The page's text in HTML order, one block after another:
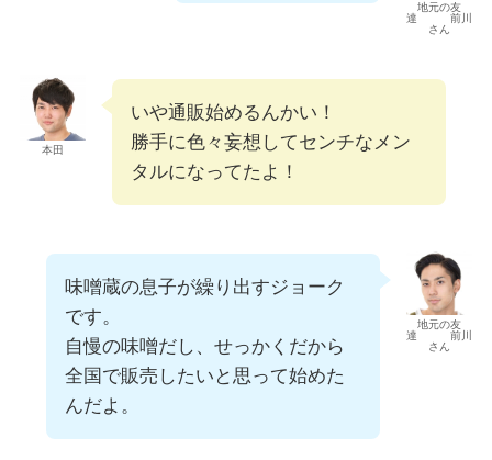
地元の友
達 前川
さん
本田
いや通販始めるんかい！
勝手に色々妄想してセンチなメン
タルになってたよ！
地元の友
達 前川
さん
味噌蔵の息子が繰り出すジョーク
です。
自慢の味噌だし、せっかくだから
全国で販売したいと思って始めた
んだよ。